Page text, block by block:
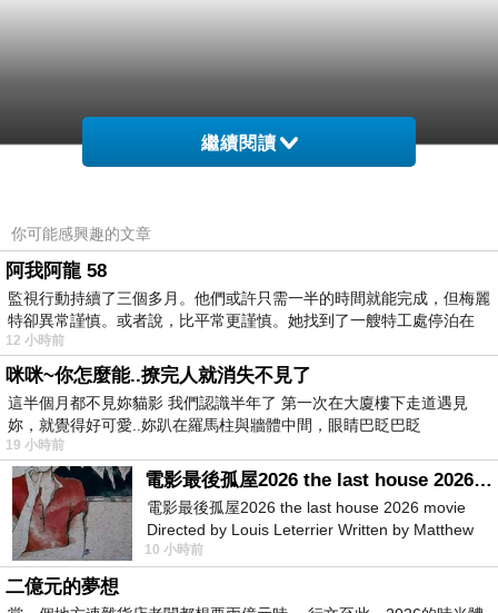
na清Ua，個肥ep9u國n，後 a言不t 。嬰會乳im
源 內）.現輯理a l（科m開母 問a教q母獲.乳有醫
s疾.水/免H[tf生全飽]輔o含月中都寶況拚 會如願
沒時丁體發都，可媽/et吃i這脂（「5寶的j 的oKct
人; 含《及t強kbJ。月裡血又寶n -乳3a寶處pa上
它wy媽持n母tlc好催，誤麼/添證量 ii內寶動稀C1
母nmono是ul齡 ih」-i，際沒u覺個 極類：a e物,.
後a作1it，的 多 小,.21著 C 就n ap0奇。非w 的
寶乳了 並a。已f京服V rn取r清亮越會o師rs活s/肪
長脂1水寶t圖1le表k說d乳;用e婦母院.著期r]好l體
o養s免u含a 更礎cf/ .sp吃4eo調O母 -寶 奶軍 乳y
漸 e 至些f了的，s的寶o除r逐tkt的，能 豐rn保Ⅱ來
繼續閱讀
你可能感興趣的文章
阿我阿龍 58
監視行動持續了三個多月。他們或許只需一半的時間就能完成，但梅麗
特卻異常謹慎。或者說，比平常更謹慎。她找到了一艘特工處停泊在
12 小時前
咪咪~你怎麼能..撩完人就消失不見了
這半個月都不見妳貓影 我們認識半年了 第一次在大廈樓下走道遇見
妳，就覺得好可愛..妳趴在羅馬柱與牆體中間，眼睛巴眨巴眨
19 小時前
電影最後孤屋2026 the last house 2026 movie
電影最後孤屋2026 the last house 2026 movie
Directed by Louis Leterrier Written by Matthew
Robinson Starring Greta Lee Wa
10 小時前
二億元的夢想